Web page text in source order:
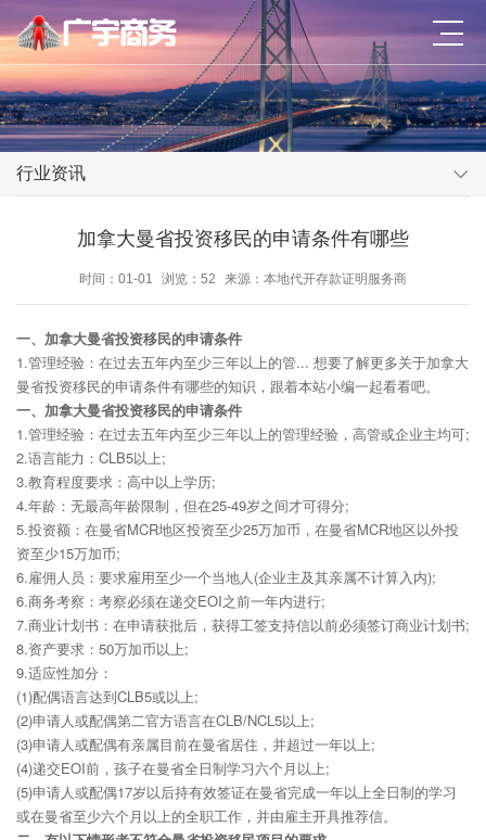
行业资讯
加拿大曼省投资移民的申请条件有哪些
时间：01-01 浏览：52 来源：本地代开存款证明服务商
一、加拿大曼省投资移民的申请条件
1.管理经验：在过去五年内至少三年以上的管... 想要了解更多关于加拿大
曼省投资移民的申请条件有哪些的知识，跟着本站小编一起看看吧。
一、加拿大曼省投资移民的申请条件
1.管理经验：在过去五年内至少三年以上的管理经验，高管或企业主均可;
2.语言能力：CLB5以上;
3.教育程度要求：高中以上学历;
4.年龄：无最高年龄限制，但在25-49岁之间才可得分;
5.投资额：在曼省MCR地区投资至少25万加币，在曼省MCR地区以外投
资至少15万加币;
6.雇佣人员：要求雇用至少一个当地人(企业主及其亲属不计算入内);
6.商务考察：考察必须在递交EOI之前一年内进行;
7.商业计划书：在申请获批后，获得工签支持信以前必须签订商业计划书;
8.资产要求：50万加币以上;
9.适应性加分：
(1)配偶语言达到CLB5或以上;
(2)申请人或配偶第二官方语言在CLB/NCL5以上;
(3)申请人或配偶有亲属目前在曼省居住，并超过一年以上;
(4)递交EOI前，孩子在曼省全日制学习六个月以上;
(5)申请人或配偶17岁以后持有效签证在曼省完成一年以上全日制的学习
或在曼省至少六个月以上的全职工作，并由雇主开具推荐信。